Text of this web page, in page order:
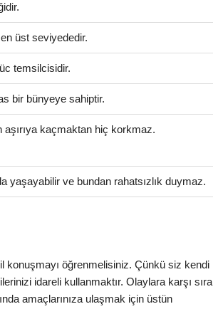
üst seviyededir.
temsilcisidir.
bir bünyeye sahiptir.
kaçmaktan hiç korkmaz.
yaşayabilir ve bundan rahatsızlık duymaz.
konuşmayı öğrenmelisiniz. Çünkü siz kendi
idareli kullanmaktır. Olaylara karşı sıra
amaçlarınıza ulaşmak için üstün